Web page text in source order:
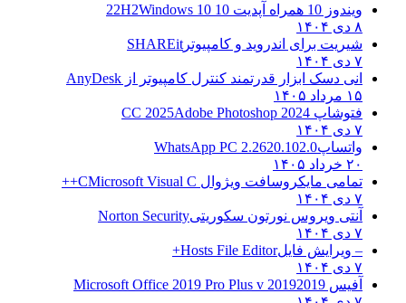
ویندوز 10 همراه آپدیت 10 22H2
Windows 10
شیریت برای اندروید و کامپیوترSHAREit
انی دسک ابزار قدرتمند کنترل کامپیوتر ازAnyDesk
فتوشاپ CC 2025Adobe Photoshop 2024
واتساپWhatsApp PC 2.2620.102.0
تمامی مایکروسافت ویژوال CMicrosoft Visual C++
آنتی ویروس نورتون سکوریتیNorton Security
– ویرایش فایلHosts File Editor+
آفیس 2019
2019 Microsoft Office 2019 Pro Plus v